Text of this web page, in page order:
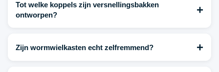
Tot welke koppels zijn versnellingsbakken
ontworpen?
+
Zijn wormwielkasten echt zelfremmend? +